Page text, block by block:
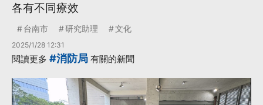
各有不同療效
台南市 研究助理 文化
2025/1/28 12:31
閱讀更多 #消防局 有關的新聞